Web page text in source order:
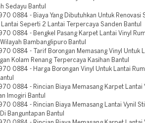
Sedayu Bantul
0884 - Biaya Yang Dibutuhkan Untuk Renovasi
Lantai Seperti 2 Lantai Terpercaya Sanden Bantul
0884 - Bengkel Pasang Karpet Lantai Vinyl
Bambanglipuro Bantul
0884 - Tarif Borongan Memasang Vinyl Untuk
Kolam Renang Terpercaya Kasihan Bantul
0884 - Harga Borongan Vinyl Untuk Lantai
0884 - Rincian Biaya Memasang Karpet Lantai
Imogiri Bantul
0884 - Rincian Biaya Memasang Lantai Vynil
Banguntapan Bantul